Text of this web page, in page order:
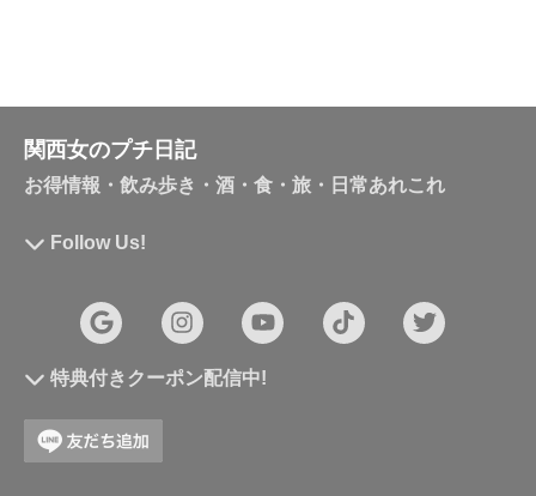
関西女のプチ日記
お得情報・飲み歩き・酒・食・旅・日常あれこれ
Follow Us!
特典付きクーポン配信中!